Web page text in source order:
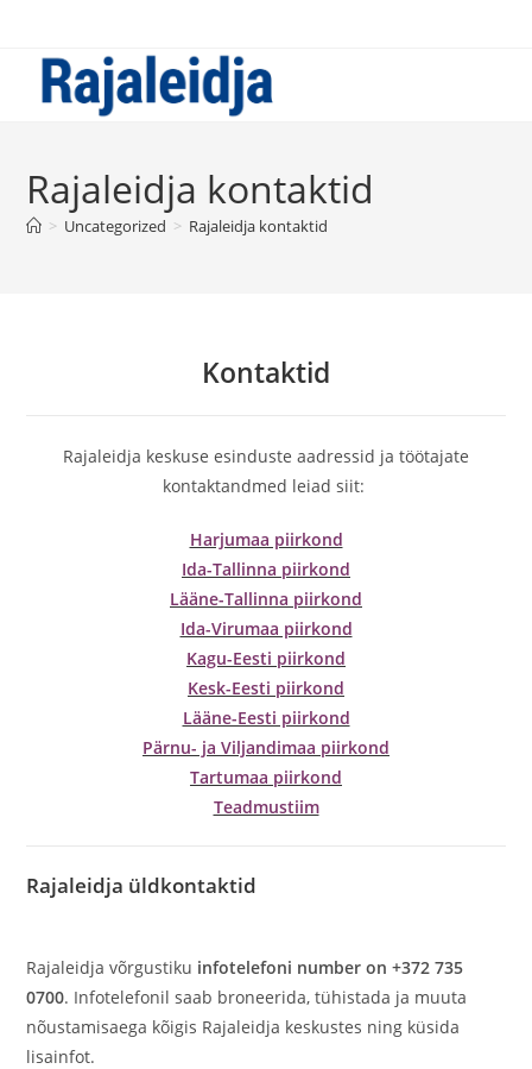
content
Rajaleidja kontaktid
> Uncategorized > Rajaleidja kontaktid
Kontaktid
Rajaleidja keskuse esinduste aadressid ja töötajate
kontaktandmed leiad siit:
Harjumaa piirkond
Ida-Tallinna piirkond
Lääne-Tallinna piirkond
Ida-Virumaa piirkond
Kagu-Eesti piirkond
Kesk-Eesti piirkond
Lääne-Eesti piirkond
Pärnu- ja Viljandimaa piirkond
Tartumaa piirkond
Teadmustiim
Rajaleidja üldkontaktid
Rajaleidja võrgustiku infotelefoni number on +372 735
0700. Infotelefonil saab broneerida, tühistada ja muuta
nõustamisaega kõigis Rajaleidja keskustes ning küsida
lisainfot.